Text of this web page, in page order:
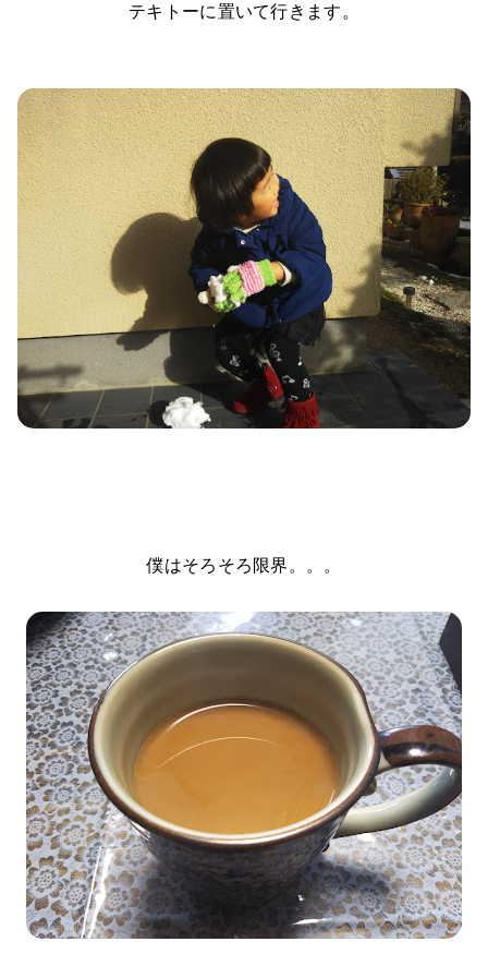
テキトーに置いて行きます。
僕はそろそろ限界。。。